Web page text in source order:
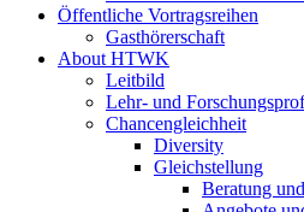
Öffentliche Vortragsreihen
Gasthörerschaft
About HTWK
Leitbild
Lehr- und
Chancengleichheit
Diversity
Gleichstellung
Beratung